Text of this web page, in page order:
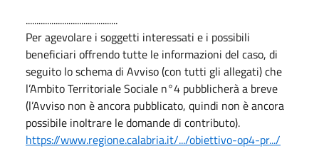
...........................................
Per agevolare i soggetti interessati e i possibili
beneficiari offrendo tutte le informazioni del caso, di
seguito lo schema di Avviso (con tutti gli allegati) che
l’Ambito Territoriale Sociale n°4 pubblicherà a breve
(l’Avviso non è ancora pubblicato, quindi non è ancora
possibile inoltrare le domande di contributo).
https://www.regione.calabria.it/.../obiettivo-op4-pr.../